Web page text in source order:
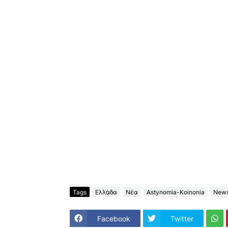
Tags Ελλάδα Νέα Astynomia-Koinonia
Facebook Twitter